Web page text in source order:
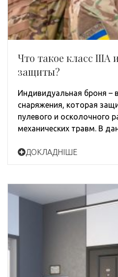
Что такое класс IIIA
защиты?
Индивидуальная броня –
снаряжения, которая
пулевого и осколочного
механических травм. В
ДОКЛАДНІШЕ